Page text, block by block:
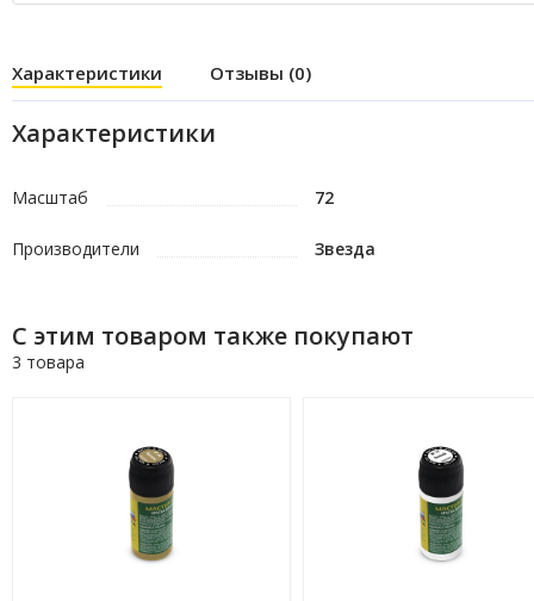
Характеристики Отзывы (0)
Характеристики
Масштаб 72
Производители Звезда
С этим товаром также покупают
3 товара